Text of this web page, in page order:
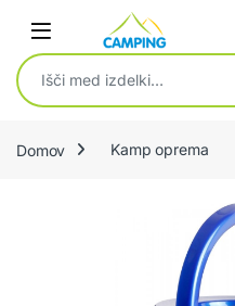
Išči:
Domov Kamp oprema